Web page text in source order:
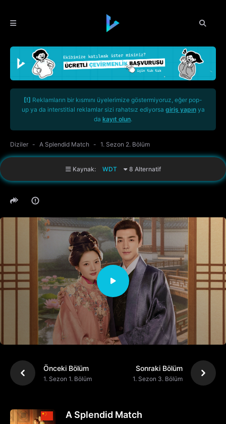
[!] Reklamların bir kısmını üyelerimize göstermiyoruz, eğer pop-
up ya da interstitial reklamlar sizi rahatsız ediyorsa giriş yapınya
da kayıt olun.
Diziler A Splendid Match 1. Sezon 2. Bölüm
Kaynak: WDT 8 Alternatif
Önceki Bölüm
1. Sezon 1. Bölüm
Sonraki Bölüm
1. Sezon 3. Bölüm
A Splendid Match